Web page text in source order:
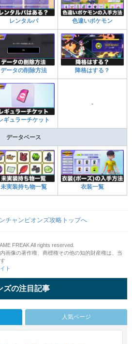
レンタルパ 色違いポケモン
データの削除方法 降格はする？
ギュラーチケット
-
データベース
未実装持ち物一覧 衣装一覧
チャンピオンズ攻略トップへ
FREAK All rights reserved.
画像の著作権、商標権その他の知的財産権は、当
ト
ズの注目記事
人気ページ